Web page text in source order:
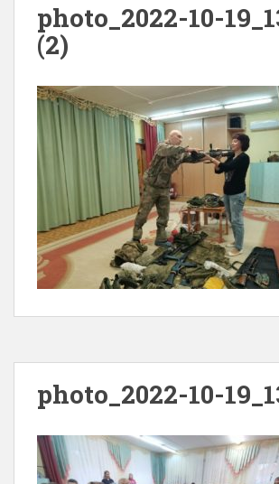
photo_2022-10-
(2)
photo_2022-10-